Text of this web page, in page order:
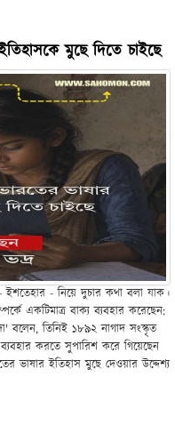
মুছে দিতে চাইছে
-- ইশতেহার - নিয়ে দুচার কথা বলা যাক।
একটিমাত্র বাক্য ব্যবহার করেছেন:
বলেন, তিনিই ১৮৯২ নাগাদ সংস্কৃত
করতে সুপারিশ করে গিয়েছেন
ভাষার ইতিহাস মুছে দেওয়ার উদ্দেশ্য